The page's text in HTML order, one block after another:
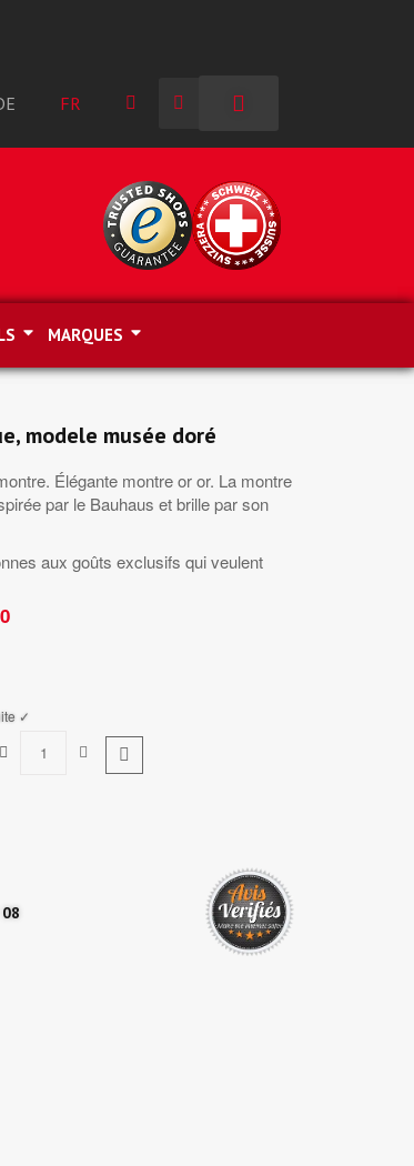
FR
MARQUES
modele musée doré
Élégante montre or or. La montre
par le Bauhaus et brille par son
aux goûts exclusifs qui veulent
✓